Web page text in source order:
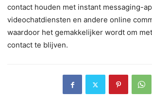
contact houden met instant messaging-
videochatdiensten en andere online
waardoor het gemakkelijker wordt om
contact te blijven.